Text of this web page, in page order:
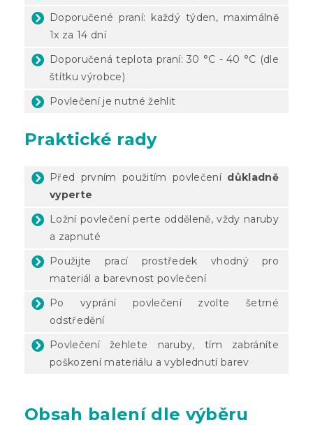
Doporučené praní: každý týden, maximálně
1x za 14 dní
Doporučená teplota praní: 30 °C - 40 °C (dle
štítku výrobce)
Povlečení je nutné žehlit
Praktické rady
Před prvním použitím povlečení důkladně
vyperte
Ložní povlečení perte odděleně, vždy naruby
a zapnuté
Použijte prací prostředek vhodný pro
materiál a barevnost povlečení
Po vyprání povlečení zvolte šetrné
odstředění
Povlečení žehlete naruby, tím zabráníte
poškození materiálu a vyblednutí barev
Obsah balení dle výběru